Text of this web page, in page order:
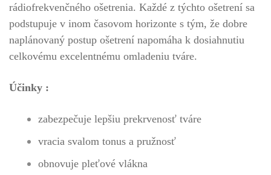
rádiofrekvenčného ošetrenia. Každé z týchto ošetrení sa
podstupuje v inom časovom horizonte s tým, že dobre
naplánovaný postup ošetrení napomáha k dosiahnutiu
celkovému excelentnému omladeniu tváre.
Účinky :
zabezpečuje lepšiu prekrvenosť tváre
vracia svalom tonus a pružnosť
obnovuje pleťové vlákna